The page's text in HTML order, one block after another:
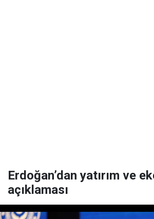
Erdoğan’dan yatırım ve
açıklaması